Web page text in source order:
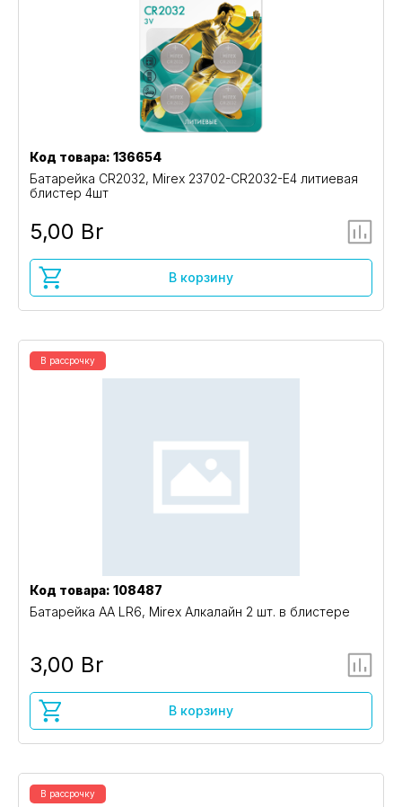
Код товара: 136654
Батарейка CR2032, Mirex 23702-CR2032-E4 литиевая
блистер 4шт
5,00 Br
В корзину
В рассрочку
Код товара: 108487
Батарейка AA LR6, Mirex Алкалайн 2 шт. в блистере
3,00 Br
В корзину
В рассрочку